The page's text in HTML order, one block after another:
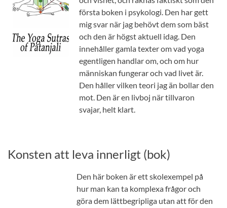
första boken i psykologi. Den har gett
mig svar när jag behövt dem som bäst
och den är högst aktuell idag. Den
innehåller gamla texter om vad yoga
egentligen handlar om, och om hur
människan fungerar och vad livet är.
Den håller vilken teori jag än bollar den
mot. Den är en livboj när tillvaron
svajar, helt klart.
Konsten att leva innerligt (bok)
Den här boken är ett skolexempel på
hur man kan ta komplexa frågor och
göra dem lättbegripliga utan att för den